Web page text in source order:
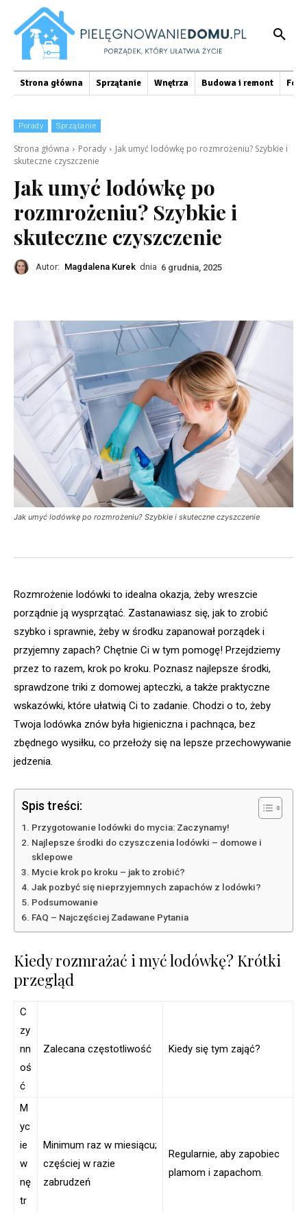
Strona główna Sprzątanie Wnętrza Budowa i remont
Porady Sprzątanie
Strona główna Porady
Jak umyć lodówkę po rozmrożeniu? Szybkie i
skuteczne czyszczenie
Jak umyć lodówkę po
rozmrożeniu? Szybkie i
skuteczne czyszczenie
Autor: Magdalena Kurek dnia 6 grudnia, 2025
Jak umyć lodówkę po rozmrożeniu? Szybkie i skuteczne czyszczenie
Rozmrożenie lodówki to idealna okazja, żeby wreszcie
porządnie ją wysprzątać. Zastanawiasz się, jak to zrobić
szybko i sprawnie, żeby w środku zapanował porządek i
przyjemny zapach? Chętnie Ci w tym pomogę! Przejdziemy
przez to razem, krok po kroku. Poznasz najlepsze środki,
sprawdzone triki z domowej apteczki, a także praktyczne
wskazówki, które ułatwią Ci to zadanie. Chodzi o to, żeby
Twoja lodówka znów była higieniczna i pachnąca, bez
zbędnego wysiłku, co przełoży się na lepsze przechowywanie
jedzenia.
Spis treści:
Przygotowanie lodówki do mycia: Zaczynamy!
Najlepsze środki do czyszczenia lodówki – domowe i
sklepowe
Mycie krok po kroku – jak to zrobić?
Jak pozbyć się nieprzyjemnych zapachów z lodówki?
Podsumowanie
FAQ – Najczęściej Zadawane Pytania
Kiedy rozmrażać i myć lodówkę? Krótki
przegląd
C
zy
nn
oś
ć
Zalecana częstotliwość Kiedy się tym zająć?
M
yc
ie
w
nę
tr
Minimum raz w miesiącu;
częściej w razie
zabrudzeń
Regularnie, aby zapobiec
plamom i zapachom.